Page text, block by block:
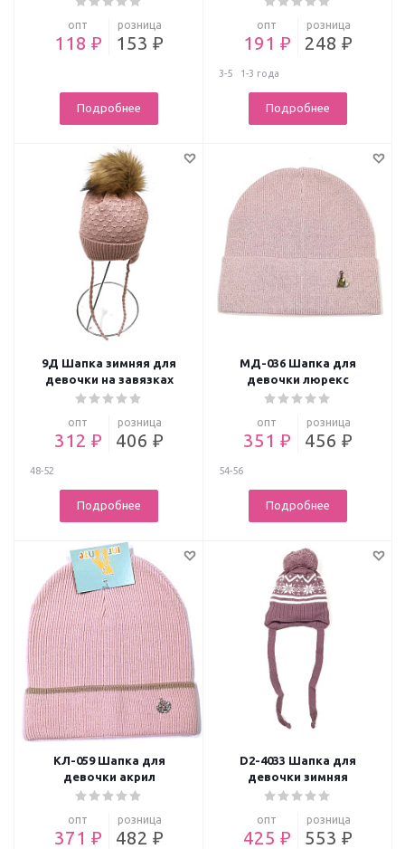
опт
118 ₽
розница
153 ₽
Подробнее
опт
191 ₽
розница
248 ₽
3-5 1-3 года
Подробнее
9Д Шапка зимняя для
девочки на завязках
опт
312 ₽
розница
406 ₽
48-52
Подробнее
МД-036 Шапка для
девочки люрекс
опт
351 ₽
розница
456 ₽
54-56
Подробнее
КЛ-059 Шапка для
девочки акрил
опт
371 ₽
розница
482 ₽
D2-4033 Шапка для
девочки зимняя
опт
425 ₽
розница
553 ₽